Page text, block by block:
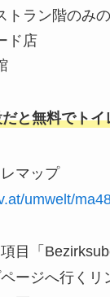
トラン階のみの
ド店
と無料でト
マップ
umwelt/
目「
ージへ行くリ